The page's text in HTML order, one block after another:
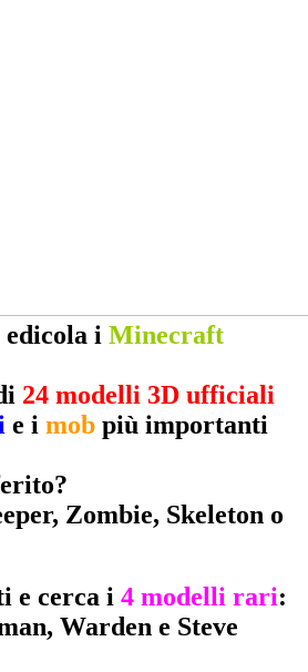
i Minecraft
24 modelli 3D ufficiali
e i mob più importanti
Zombie, Skeleton o
e cerca i 4 modelli rari:
Warden e Steve